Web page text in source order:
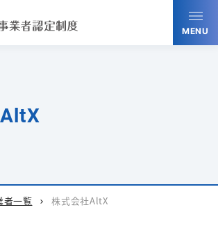
MENU
者一覧 chevron_right 株式会社AltX